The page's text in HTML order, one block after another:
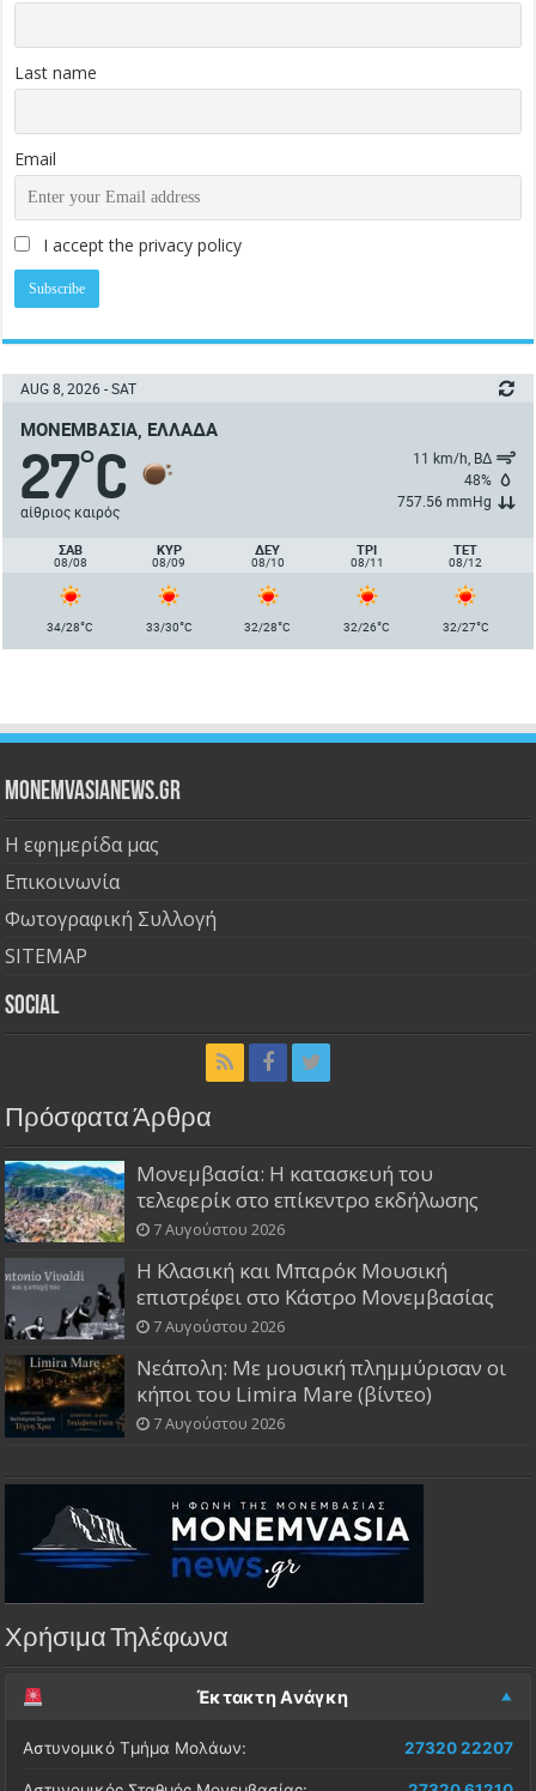
Last name
Email
I accept the privacy policy
AUG 8, 2026 - SAT
ΜΟΝΕΜΒΑΣΙΆ, ΕΛΛΆΔΑ
27°C
αίθριος καιρός
11 km/h, ΒΔ
48%
757.56 mmHg
ΣΑΒ
08/08
ΚΥΡ
08/09
ΔΕΥ
08/10
ΤΡΙ
08/11
ΤΕΤ
08/12
34/28°C 33/30°C 32/28°C 32/26°C 32/27°C
Monemvasianews.gr
Η εφημερίδα μας
Επικοινωνία
Φωτογραφική Συλλογή
SITEMAP
Social
Πρόσφατα Άρθρα
Μονεμβασία: Η κατασκευή του
τελεφερίκ στο επίκεντρο εκδήλωσης
7 Αυγούστου 2026
Η Κλασική και Μπαρόκ Μουσική
επιστρέφει στο Κάστρο Μονεμβασίας
7 Αυγούστου 2026
Νεάπολη: Με μουσική πλημμύρισαν οι
κήποι του Limira Mare (βίντεο)
7 Αυγούστου 2026
Χρήσιμα Τηλέφωνα
Έκτακτη Ανάγκη
Αστυνομικό Τμήμα Μολάων: 27320 22207